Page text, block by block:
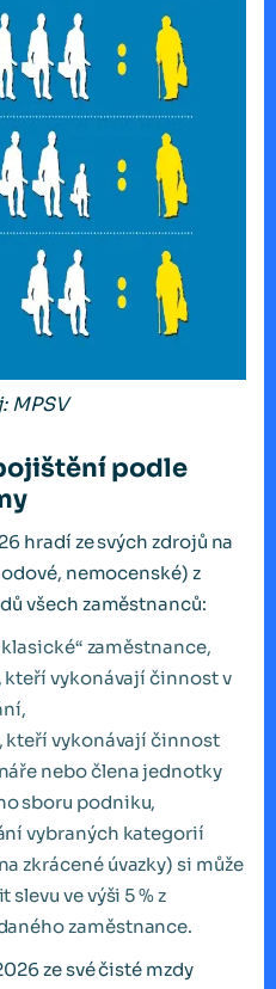
MPSV
podle
hradí ze svých zdrojů na
nemocenské) z
všech zaměstnanců:
zaměstnance,
kteří vykonávají činnost v
kteří vykonávají činnost
nebo člena jednotky
sboru podniku,
vybraných kategorií
zkrácené úvazky) si může
ve výši 5 % z
zaměstnance.
ze své čisté mzdy